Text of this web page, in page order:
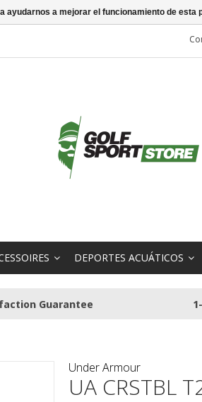
DEPORTES ACUÁTICOS
Guarantee
Under Armour
UA CRSTBL
ayudarnos a mejorar el funcionamiento de esta